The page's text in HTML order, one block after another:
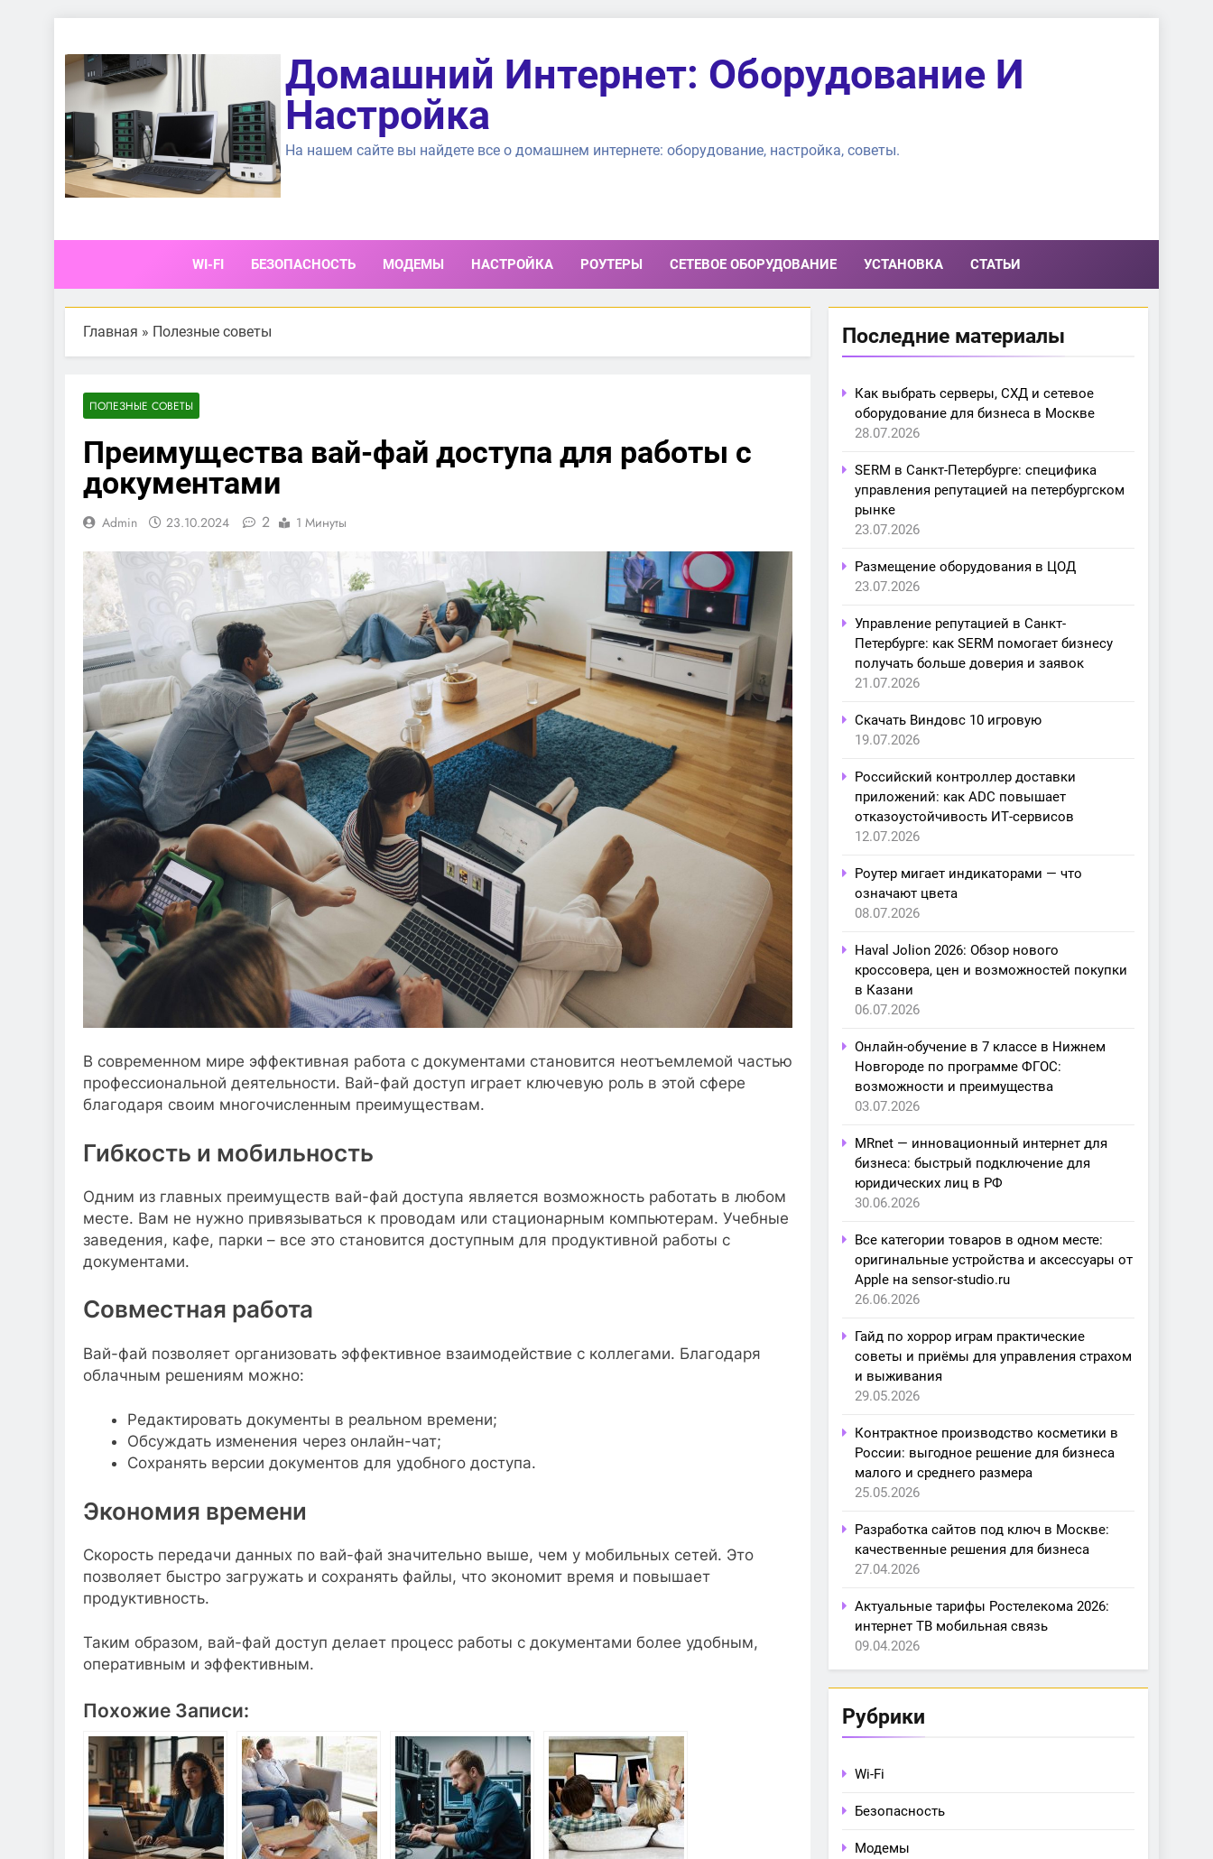
содержимому
Домашний Интернет: Оборудование И
Настройка
На нашем сайте вы найдете все о домашнем интернете: оборудование, настройка, советы.
WI-FI БЕЗОПАСНОСТЬ МОДЕМЫ НАСТРОЙКА РОУТЕРЫ СЕТЕВОЕ ОБОРУДОВАНИЕ УСТАНОВКА СТАТЬИ
Главная » Полезные советы
ПОЛЕЗНЫЕ СОВЕТЫ
Преимущества вай-фай доступа для работы с
документами
Admin 23.10.2024 2 1 Минуты
В современном мире эффективная работа с документами становится неотъемлемой частью
профессиональной деятельности. Вай-фай доступ играет ключевую роль в этой сфере
благодаря своим многочисленным преимуществам.
Гибкость и мобильность
Одним из главных преимуществ вай-фай доступа является возможность работать в любом
месте. Вам не нужно привязываться к проводам или стационарным компьютерам. Учебные
заведения, кафе, парки – все это становится доступным для продуктивной работы с
документами.
Совместная работа
Вай-фай позволяет организовать эффективное взаимодействие с коллегами. Благодаря
облачным решениям можно:
Редактировать документы в реальном времени;
Обсуждать изменения через онлайн-чат;
Сохранять версии документов для удобного доступа.
Экономия времени
Скорость передачи данных по вай-фай значительно выше, чем у мобильных сетей. Это
позволяет быстро загружать и сохранять файлы, что экономит время и повышает
продуктивность.
Таким образом, вай-фай доступ делает процесс работы с документами более удобным,
оперативным и эффективным.
Похожие Записи:
Последние материалы
Как выбрать серверы, СХД и сетевое
оборудование для бизнеса в Москве
28.07.2026
SERM в Санкт-Петербурге: специфика
управления репутацией на петербургском
рынке
23.07.2026
Размещение оборудования в ЦОД
23.07.2026
Управление репутацией в Санкт-
Петербурге: как SERM помогает бизнесу
получать больше доверия и заявок
21.07.2026
Скачать Виндовс 10 игровую
19.07.2026
Российский контроллер доставки
приложений: как ADC повышает
отказоустойчивость ИТ-сервисов
12.07.2026
Роутер мигает индикаторами — что
означают цвета
08.07.2026
Haval Jolion 2026: Обзор нового
кроссовера, цен и возможностей покупки
в Казани
06.07.2026
Онлайн-обучение в 7 классе в Нижнем
Новгороде по программе ФГОС:
возможности и преимущества
03.07.2026
MRnet — инновационный интернет для
бизнеса: быстрый подключение для
юридических лиц в РФ
30.06.2026
Все категории товаров в одном месте:
оригинальные устройства и аксессуары от
Apple на sensor-studio.ru
26.06.2026
Гайд по хоррор играм практические
советы и приёмы для управления страхом
и выживания
29.05.2026
Контрактное производство косметики в
России: выгодное решение для бизнеса
малого и среднего размера
25.05.2026
Разработка сайтов под ключ в Москве:
качественные решения для бизнеса
27.04.2026
Актуальные тарифы Ростелекома 2026:
интернет ТВ мобильная связь
09.04.2026
Рубрики
Wi-Fi
Безопасность
Модемы